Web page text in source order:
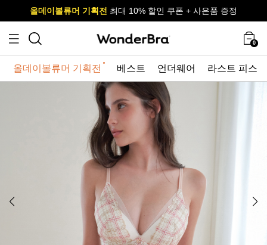
사이즈 무료 교환 서비스
올데이볼류머 기획전 최대 10% 할인 쿠폰 + 사은품 증정
사이즈 무료 교환 서비스
올데이볼류머 기획전
0
올데이볼류머 기획전 베스트 언더웨어 라스트 피스